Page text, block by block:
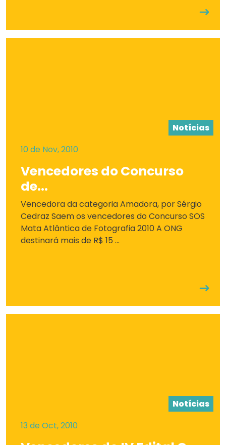
Notícias
10 de Nov, 2010
Vencedores do Concurso
de...
Vencedora da categoria Amadora, por Sérgio
Cedraz Saem os vencedores do Concurso SOS
Mata Atlântica de Fotografia 2010 A ONG
destinará mais de R$ 15 ...
Notícias
13 de Oct, 2010